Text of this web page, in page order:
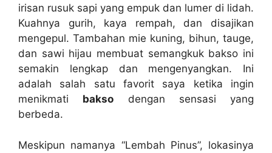
irisan rusuk sapi yang empuk dan lumer di lidah.
Kuahnya gurih, kaya rempah, dan disajikan
mengepul. Tambahan mie kuning, bihun, tauge,
dan sawi hijau membuat semangkuk bakso ini
semakin lengkap dan mengenyangkan. Ini
adalah salah satu favorit saya ketika ingin
menikmati bakso dengan sensasi yang
berbeda.
Meskipun namanya “Lembah Pinus”, lokasinya